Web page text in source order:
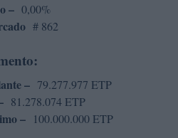
– 0,00%
# 862
– 79.277.977 ETP
81.278.074 ETP
– 100.000.000 ETP